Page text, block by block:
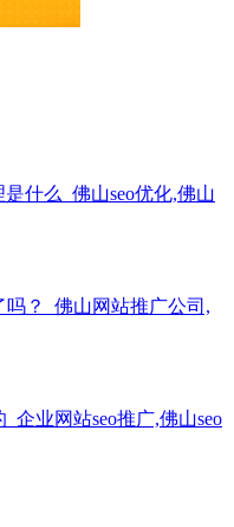
什么_佛山seo优化,佛山
？_佛山网站推广公司,
企业网站seo推广,佛山seo